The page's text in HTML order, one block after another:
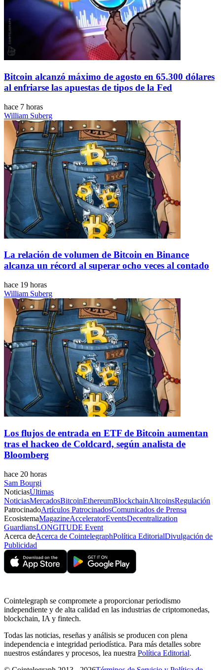
Bitcoin alcanzó máximo de agosto en 65.300 dólares
al enfriarse las apuestas de tipos de la Fed
hace 7 horas
William Suberg
La relación de volumen de Bitcoin en Binance
alcanza un récord al superar ocho veces al contado
hace 19 horas
William Suberg
Los flujos de entrada en ETF de Bitcoin aumentan
tras el hackeo de Coldcard, según analista de
Bloomberg
hace 20 horas
Sam Bourgi
NoticiasÚltimas
NoticiasMercadosBitcoinEthereumBlockchainAltcoinsRegulación
PatrocinadoArtículos PatrocinadosComunicados de Prensa
EcosistemaMagazineAcceleratorEventsDecentralization
GuardiansLONGITUDE Event
Acerca deAcerca de CointelegraphPolítica EditorialDivulgación de
Publicidad
Cointelegraph se compromete a proporcionar periodismo
independiente y de alta calidad en las industrias de criptomonedas,
blockchain, IA y fintech.
Todas las noticias, reseñas y análisis se producen con plena
independencia e integridad periodística. Para más detalles sobre
nuestros estándares y procesos, lea nuestra Política Editorial.